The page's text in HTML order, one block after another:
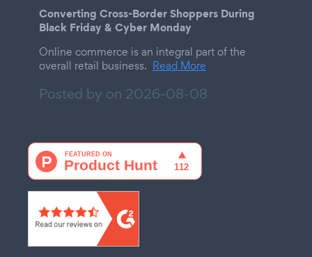
Converting Cross-Border Shoppers During
Black Friday & Cyber Monday
Online commerce is an integral part of the
overall retail business. Read More
Posted by on 2026-08-08